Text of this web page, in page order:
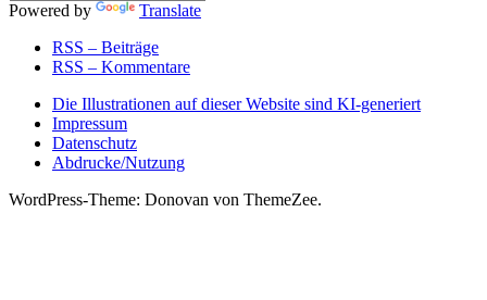
Powered by
Translate
RSS – Beiträge
RSS – Kommentare
Die Illustrationen auf dieser Website sind KI-generiert
Impressum
Datenschutz
Abdrucke/Nutzung
WordPress-Theme: Donovan von ThemeZee.